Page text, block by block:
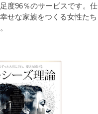
度96％のサービスです。仕
せな家族をつくる女性たち